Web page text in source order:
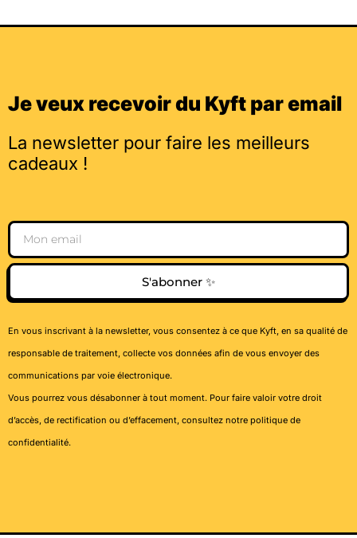
Je veux recevoir du Kyft par email
La newsletter pour faire les meilleurs
cadeaux !
Email
S'abonner ✨
En vous inscrivant à la newsletter, vous consentez à ce que Kyft, en sa qualité de
responsable de traitement, collecte vos données afin de vous envoyer des
communications par voie électronique.
Vous pourrez vous désabonner à tout moment. Pour faire valoir votre droit
d’accès, de rectification ou d’effacement, consultez notre politique de
confidentialité.